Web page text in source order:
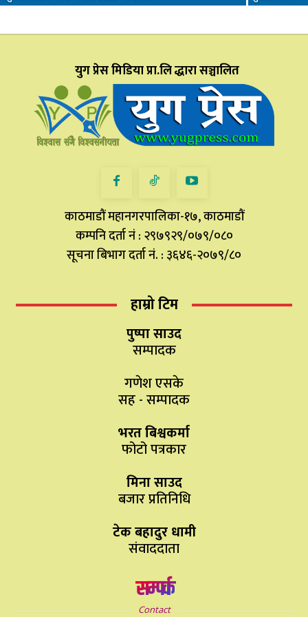
युग प्रेस मिडिया प्रा.लि द्धारा सञ्चालित
काठमाडौं महानगरपालिका-१७, काठमाडौं
कम्पनि दर्ता नं : २९७९२९/०७९/०८०
सूचना बिभाग दर्ता नं. : ३६४६-२०७९/८०
हाम्रो टिम
पुष्पा साउद
सम्पादक
गणेश एसके
सह - सम्पादक
भरत बिश्वकर्मा
फोटो पत्रकार
मिना साउद
बजार प्रतिनिधि
टेक बहादुर धामी
संवाददाता
सम्पर्क
Contact